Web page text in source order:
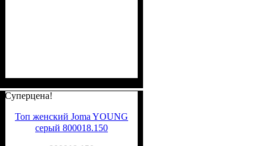
Суперцена!
Топ женский Joma YOUNG
серый 800018.150